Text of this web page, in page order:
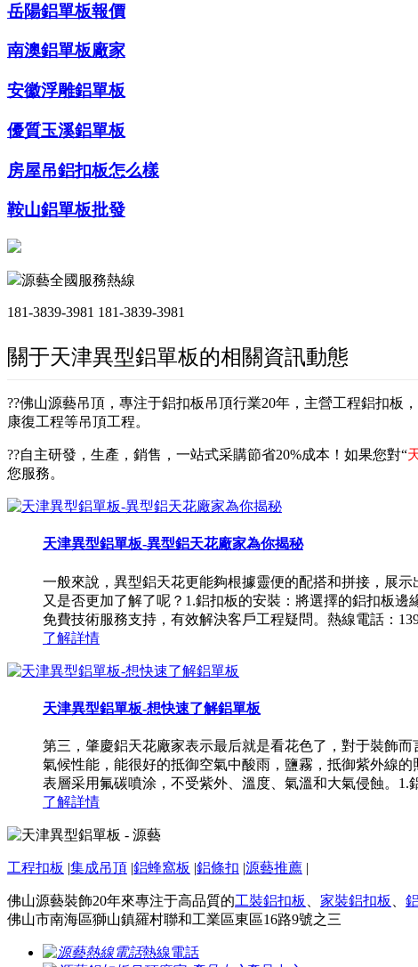
岳陽鋁單板報價
南澳鋁單板廠家
安徽浮雕鋁單板
優質玉溪鋁單板
房屋吊鋁扣板怎么樣
鞍山鋁單板批發
源藝全國服務熱線
181-3839-3981 181-3839-3981
關于天津異型鋁單板的相關資訊動態
??佛山源藝吊頂，專注于鋁扣板吊頂行業20年，主營工程鋁扣
康復工程等吊頂工程。
??自主研發，生產，銷售，一站式采購節省20%成本！如果您對“
您服務。
天津異型鋁單板-異型鋁天花廠家為你揭秘
一般來說，異型鋁天花更能夠根據靈便的配搭和拼接，展
又是否更加了解了呢？1.鋁扣板的安裝：將選擇的鋁扣板
免費技術服務支持，有效解決客戶工程疑問。熱線電話：
了解詳情
天津異型鋁單板-想快速了解鋁單板
第三，肇慶鋁天花廠家表示最后就是看花色了，對于裝飾
氣候性能，能很好的抵御空氣中酸雨，鹽霧，抵御紫外線
表層采用氟碳噴涂，不受紫外、溫度、氣溫和大氣侵蝕。1.
了解詳情
工程扣板 |集成吊頂 |鋁蜂窩板 |鋁條扣 |源藝推薦 |
佛山源藝裝飾20年來專注于高品質的工裝鋁扣板 家裝鋁扣板
佛山市南海區獅山鎮羅村聯和工業區東區16路9號之三
熱線電話